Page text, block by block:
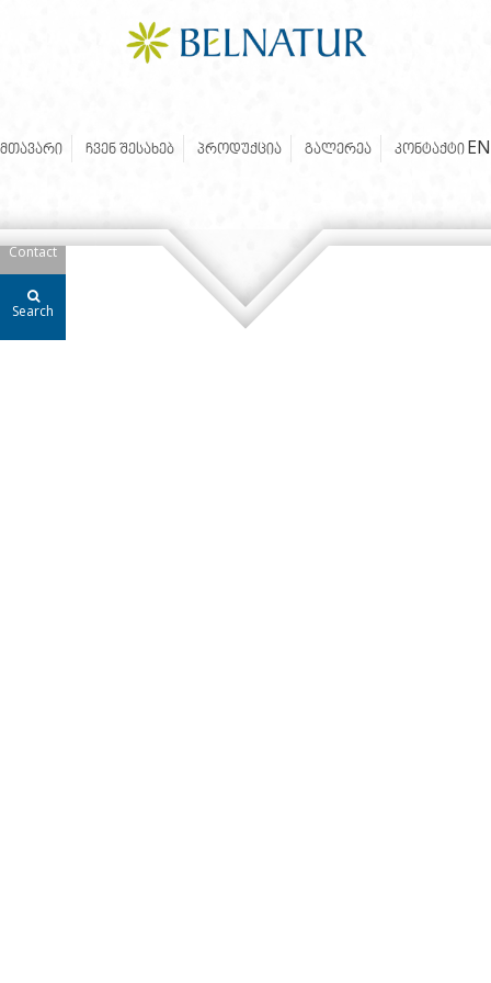
ᲛᲗᲐᲕᲐᲠᲘ ᲩᲕᲔᲜ ᲨᲔᲡᲐᲮᲔᲑ ᲞᲠᲝᲓᲣᲥᲪᲘᲐ ᲒᲐᲚᲔᲠᲔᲐ ᲙᲝᲜᲢᲐᲥᲢᲘ EN
Contact
Search
Copyright 2026. Unlimited by